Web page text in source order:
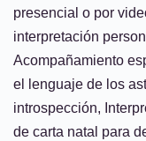
presencial o por
interpretación
Acompañamiento
el lenguaje de los
introspección,
de carta natal para